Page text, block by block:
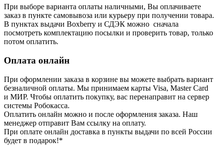
При выборе варианта оплаты наличными, Вы оплачиваете
заказ в пункте самовывоза или курьеру при получении товара.
В пунктах выдачи Boxberry и СДЭК можно сначала
посмотреть комплектацию посылки и проверить товар, только
потом оплатить.
Оплата онлайн
При оформлении заказа в корзине вы можете выбрать вариант
безналичной оплаты. Мы принимаем карты Visa, Master Card
и МИР. Чтобы оплатить покупку, вас перенаправит на сервер
системы Робокасса.
Оплатить онлайн можно и после оформления заказа. Наш
менеджер отправит Вам ссылку на оплату.
При оплате онлайн доставка в пункты выдачи по всей России
будет в подарок!*